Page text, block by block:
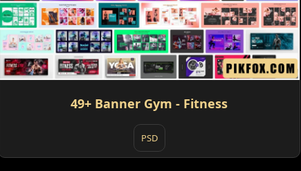
49+ Banner Gym - Fitness
PSD